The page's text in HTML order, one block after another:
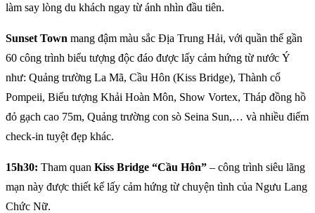
làm say lòng du khách ngay từ ánh nhìn đầu tiên.
Sunset Town mang đậm màu sắc Địa Trung Hải, với quần thể gần
60 công trình biểu tượng độc đáo được lấy cảm hứng từ nước Ý
như: Quảng trường La Mã, Cầu Hôn (Kiss Bridge), Thành cổ
Pompeii, Biểu tượng Khải Hoàn Môn, Show Vortex, Tháp đồng hồ
đỏ gạch cao 75m, Quảng trường con sò Seina Sun,… và nhiều điểm
check-in tuyệt đẹp khác.
15h30: Tham quan Kiss Bridge “Cầu Hôn” – công trình siêu lãng
mạn này được thiết kế lấy cảm hứng từ chuyện tình của Ngưu Lang
Chức Nữ.